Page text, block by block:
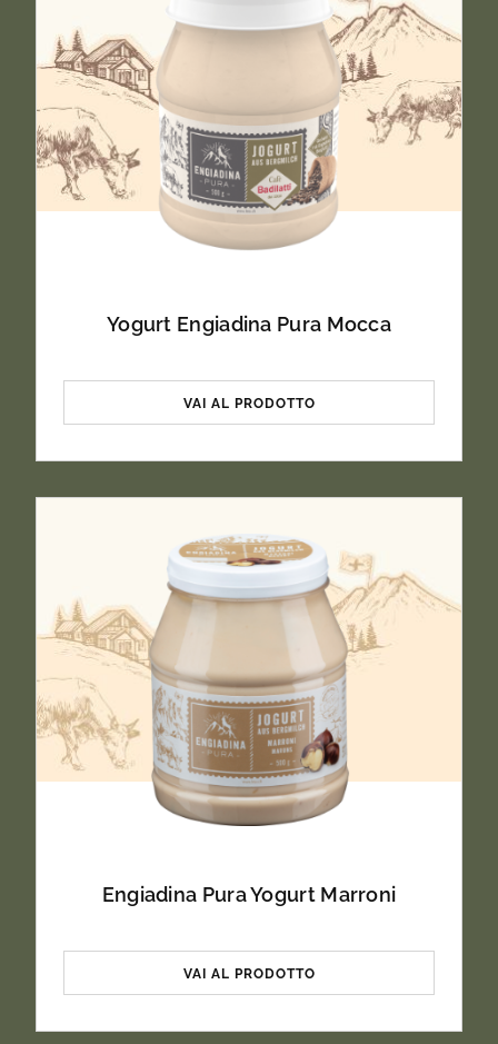
Yogurt Engiadina Pura Mocca
VAI AL PRODOTTO
Engiadina Pura Yogurt Marroni
VAI AL PRODOTTO